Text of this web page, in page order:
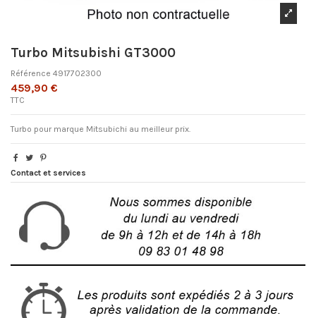
Turbo Mitsubishi GT3000
Référence 4917702300
459,90 €
TTC
Turbo pour marque Mitsubichi au meilleur prix.
Contact et services